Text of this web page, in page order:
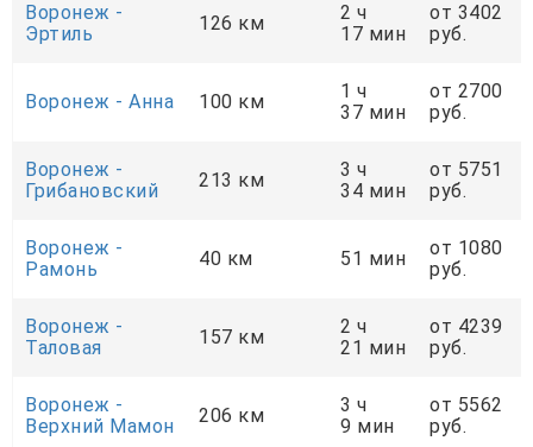
Воронеж -
Эртиль
126 км
2 ч
17 мин
от 3402
руб.
Воронеж - Анна 100 км
1 ч
37 мин
от 2700
руб.
Воронеж -
Грибановский
213 км
3 ч
34 мин
от 5751
руб.
Воронеж -
Рамонь
40 км 51 мин
от 1080
руб.
Воронеж -
Таловая
157 км
2 ч
21 мин
от 4239
руб.
Воронеж -
Верхний Мамон
206 км
3 ч
9 мин
от 5562
руб.